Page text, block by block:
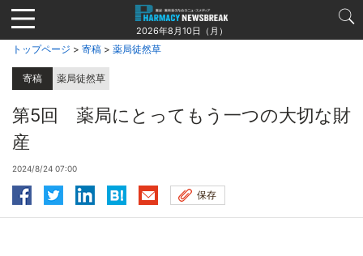
Jump
to
navigation
2026年8月10日（月）
トップページ > 寄稿 > 薬局徒然草
寄稿 薬局徒然草
第5回 薬局にとってもう一つの大切な財
産
2024/8/24 07:00
保存